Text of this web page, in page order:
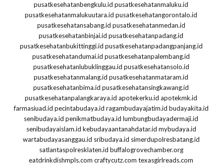
pusatkesehatanbengkulu.id pusatkesehatanmaluku.id
pusatkesehatanmalukuutara.id pusatkesehatangorontalo.id
pusatkesehatansabang.id pusatkesehatanmedan.id
pusatkesehatanbinjai.id pusatkesehatanpadang.id
pusatkesehatanbukittinggi.id pusatkesehatanpadangpanjang.id
pusatkesehatandumai.id pusatkesehatanpalembang.id
pusatkesehatanlubuklinggau.id pusatkesehatansolo.id
pusatkesehatanmalang.id pusatkesehatanmataram.id
pusatkesehatanbima.id pusatkesehatansingkawang.id
pusatkesehatanpalangkaraya.id apotekerku.id apotekmk.id
farmasiuad.id pecintabudaya.id ragambudayajatim.id budayakita.id
senibudaya.id penikmatbudaya.id lumbungbudayadermaji.id
senibudayaislam.id kebudayaantanahdatar.id mybudaya.id
wartabudayasanggau.id sribudaya.id simerdupolresbatang.id
satlantaspolresklaten.id buffalogrovechamber.org
eatdrinkdishmpls.com craftycutz.com texasgirlreads.com